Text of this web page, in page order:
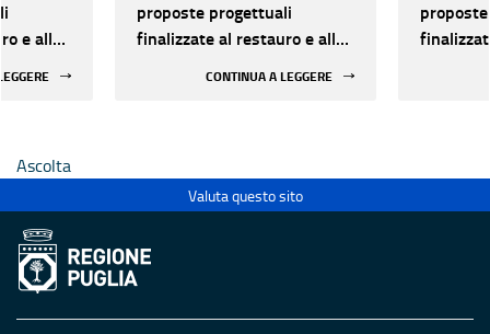
e alla
proposte progettuali
finalizzate al restauro e alla
CONTINUA A LEGGERE
Ascolta
Valuta questo sito